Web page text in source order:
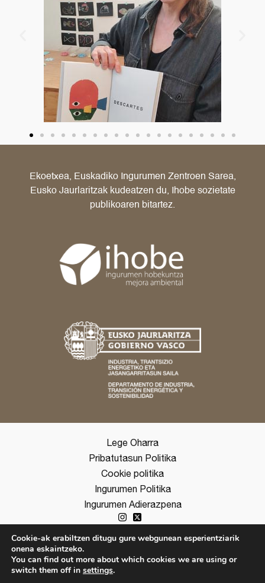
Ekoetxea, Euskadiko Ingurumen Zentroen Sarea,
Eusko Jaurlaritzak kudeatzen du, Ihobe sozietate
publikoaren bitartez.
Lege Oharra
Pribatutasun Politika
Cookie politika
Ingurumen Politika
Ingurumen Adierazpena
Cookie-ak erabiltzen ditugu gure webgunean esperientziarik
onena eskaintzeko.
You can find out more about which cookies we are using or
switch them off in settings.